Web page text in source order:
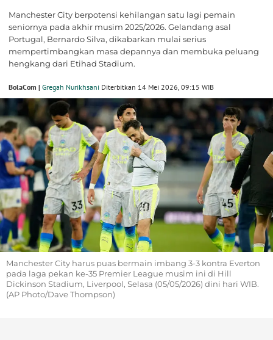
Manchester City berpotensi kehilangan satu lagi pemain
seniornya pada akhir musim 2025/2026. Gelandang asal
Portugal, Bernardo Silva, dikabarkan mulai serius
mempertimbangkan masa depannya dan membuka peluang
hengkang dari Etihad Stadium.
BolaCom | Gregah Nurikhsani Diterbitkan 14 Mei 2026, 09:15 WIB
Manchester City harus puas bermain imbang 3-3 kontra Everton
pada laga pekan ke-35 Premier League musim ini di Hill
Dickinson Stadium, Liverpool, Selasa (05/05/2026) dini hari WIB.
(AP Photo/Dave Thompson)